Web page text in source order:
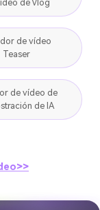
de Vlog
de vídeo
Teaser
de vídeo de
de IA